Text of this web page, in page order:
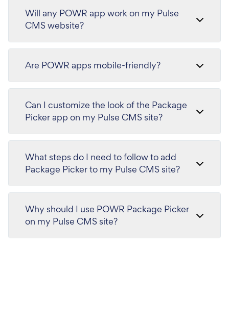
Will any POWR app work on my Pulse
CMS website?
Are POWR apps mobile-friendly?
Can I customize the look of the Package
Picker app on my Pulse CMS site?
What steps do I need to follow to add
Package Picker to my Pulse CMS site?
Why should I use POWR Package Picker
on my Pulse CMS site?